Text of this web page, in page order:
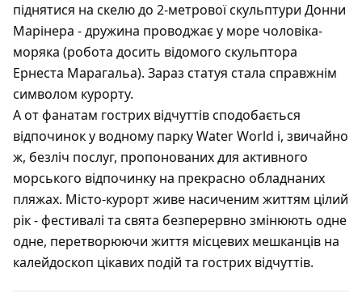
піднятися на скелю до 2-метрової скульптури Донни
Марінера - дружина проводжає у море чоловіка-
моряка (робота досить відомого скульптора
Ернеста Марагальа). Зараз статуя стала справжнім
символом курорту.
А от фанатам гострих відчуттів сподобається
відпочинок у водному парку Water World і, звичайно
ж, безліч послуг, пропонованих для активного
морського відпочинку на прекрасно обладнаних
пляжах. Місто-курорт живе насиченим життям цілий
рік - фестивалі та свята безперервно змінюють одне
одне, перетворюючи життя місцевих мешканців на
калейдоскоп цікавих подій та гострих відчуттів.